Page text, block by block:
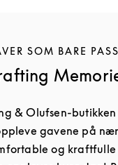
SOM BARE
& Olufsen-
gavene på
og kraftfulle